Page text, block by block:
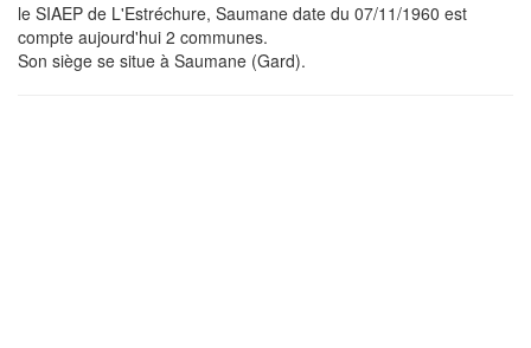
le SIAEP de L'Estréchure, Saumane date du 07/11/1960 est
compte aujourd'hui 2 communes.
Son siège se situe à Saumane (Gard).